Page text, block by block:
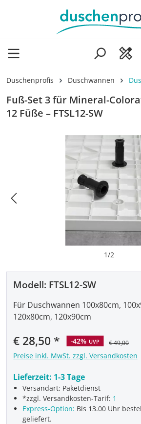
Zum Hauptinhalt springen
Duschenprofis Duschwannen
Fuß-Set 3 für Mineral-
12 Füße – FTSL12-SW
Bildergalerie überspringen
1/2
Modell: FTSL12-SW
Verkaufspreis:
€ 28,50 -42% UVP € 49,00
Preise inkl. MwSt. zzgl. Versandkosten
Lieferzeit: 1-3 Tage
Versandart: Paketdienst
*zzgl. Versandkosten-Tarif: 1
Express-Option: Bis 13.00 Uhr
geliefert.
Für Duschwannen 100x80cm,
120x80cm, 120x90cm